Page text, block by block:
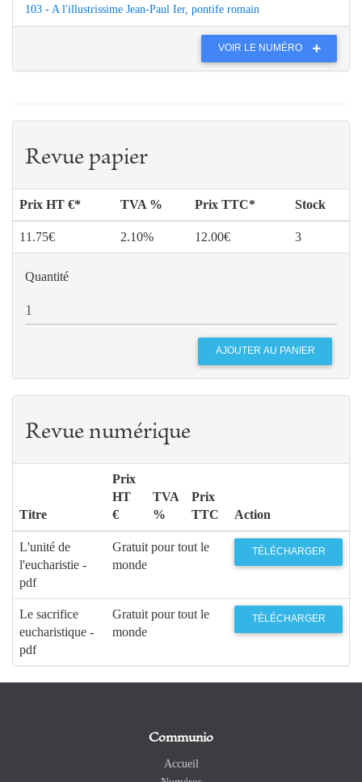
103 - A l'illustrissime Jean-Paul Ier, pontife romain
VOIR LE NUMÉRO
Revue papier
Prix HT €* TVA % Prix TTC* Stock
11.75€ 2.10% 12.00€ 3
Quantité
Revue numérique
Titre
Prix
HT
€
TVA
%
Prix
TTC
Action
L'unité de
l'eucharistie -
pdf
Gratuit pour tout le
monde
TÉLÉCHARGER
Le sacrifice
eucharistique -
pdf
Gratuit pour tout le
monde
TÉLÉCHARGER
Communio
Accueil